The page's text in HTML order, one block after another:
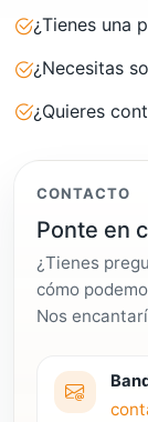
¿Tienes una
¿Necesitas
¿Quieres
CONTACTO
Ponte en
¿Tienes
cómo
Nos